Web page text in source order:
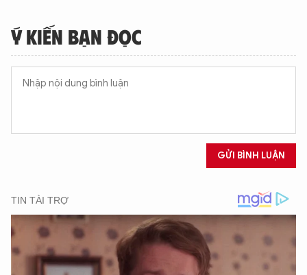
Ý KIẾN BẠN ĐỌC
GỬI BÌNH LUẬN
XIN CHÀO,
TÔI LÀ CHATBOT CỦA